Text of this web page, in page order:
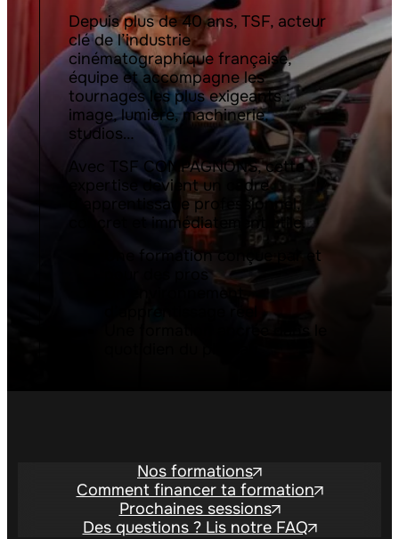
Depuis plus de 40 ans, TSF, acteur
clé de l’industrie
cinématographique française,
équipe et accompagne les
tournages les plus exigeants :
image, lumière, machinerie,
studios…
Avec TSF COMPAGNONS, cette
expertise devient un cadre
d’apprentissage professionnel,
concret et immédiatement utile.
Une formation conçue par et
pour des pros
d’apprentissage réel
Nos formations
Comment financer ta formation
Prochaines sessions
Des questions ? Lis notre FAQ